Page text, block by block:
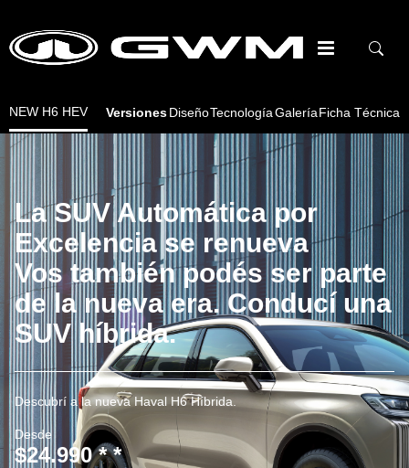
NEW H6 HEV VersionesDiseñoTecnologíaGaleríaFicha Técnica
La SUV Automática por
Excelencia se renueva
Vos también podés ser parte
de la nueva era. Conducí una
SUV híbrida.
Descubrí a la nueva Haval H6 Híbrida.
Desde
$24.990 * *